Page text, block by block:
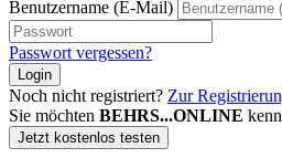
Benutzername (E-Mail)
Passwort vergessen?
Login
Noch nicht registriert? Zur
Sie möchten BEHRS...ONLINE
Jetzt kostenlos testen